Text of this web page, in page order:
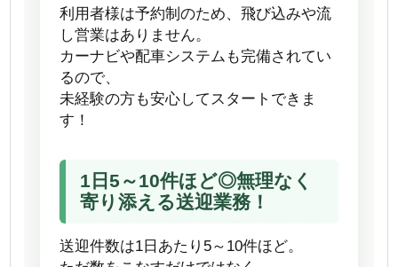
利用者様は予約制のため、飛び込みや流
し営業はありません。
カーナビや配車システムも完備されてい
るので、
未経験の方も安心してスタートできま
す！
1日5～10件ほど◎無理なく
寄り添える送迎業務！
送迎件数は1日あたり5～10件ほど。